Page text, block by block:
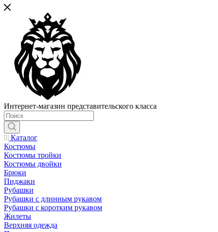
Интернет-магазин представительского класса
Каталог
Костюмы
Костюмы тройки
Костюмы двойки
Брюки
Пиджаки
Рубашки
Рубашки с длинным рукавом
Рубашки с коротким рукавом
Жилеты
Верхняя одежда